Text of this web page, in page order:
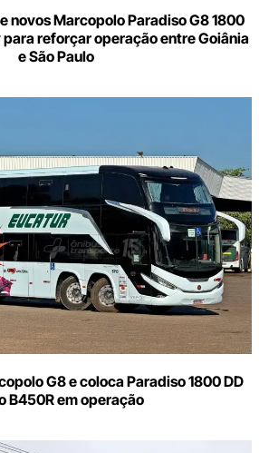
novos Marcopolo Paradiso G8 1800
para reforçar operação entre Goiânia
e São Paulo
G8 e coloca Paradiso 1800 DD
B450R em operação